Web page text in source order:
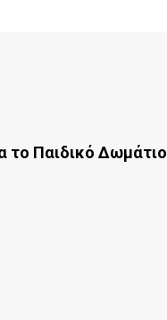
το Παιδικό Δωμάτιο